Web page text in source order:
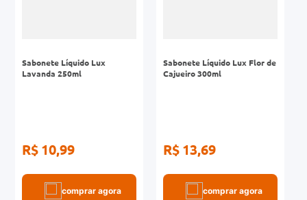
Sabonete Líquido Lux
Lavanda 250ml
R$ 10,99
comprar agora
Sabonete Líquido Lux Flor de
Cajueiro 300ml
R$ 13,69
comprar agora